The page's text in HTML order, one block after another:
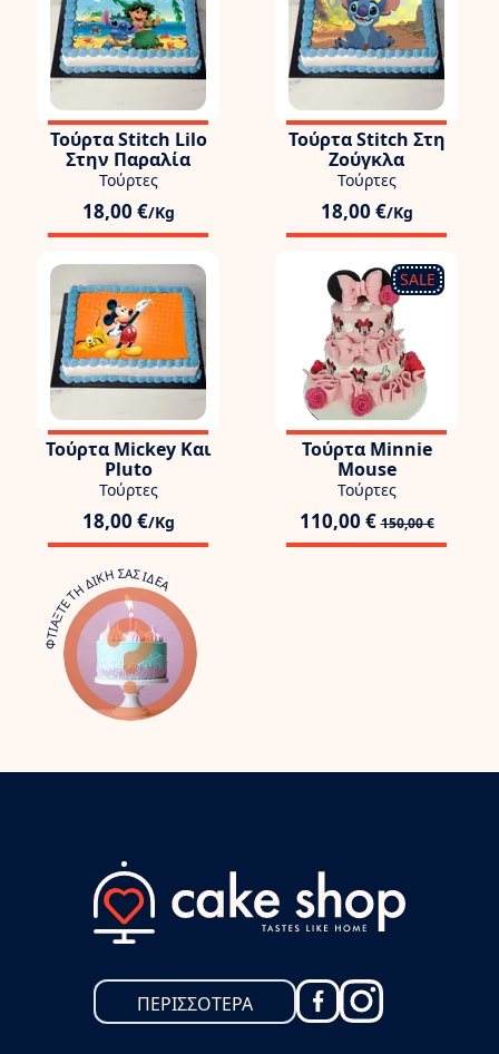
Τούρτα Stitch Lilo
Στην Παραλία
Τούρτες
18,00 €/Kg
Τούρτα Stitch Στη
Ζούγκλα
Τούρτες
18,00 €/Kg
Τούρτα Mickey Και
Pluto
Τούρτες
18,00 €/Kg
SALE
Τούρτα Minnie
Mouse
Τούρτες
110,00 € 150,00 €
ΦΤΙΑΞΤΕ ΤΗ ΔΙΚΗ ΣΑΣ ΙΔΕΑ
ΠΕΡΙΣΣΟΤΕΡΑ